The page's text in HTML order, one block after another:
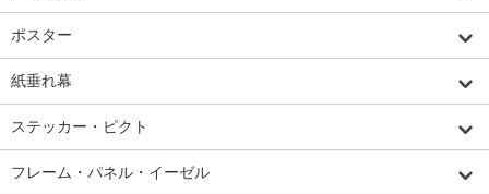
ポスター
紙垂れ幕
ステッカー・ピクト
フレーム・パネル・イーゼル